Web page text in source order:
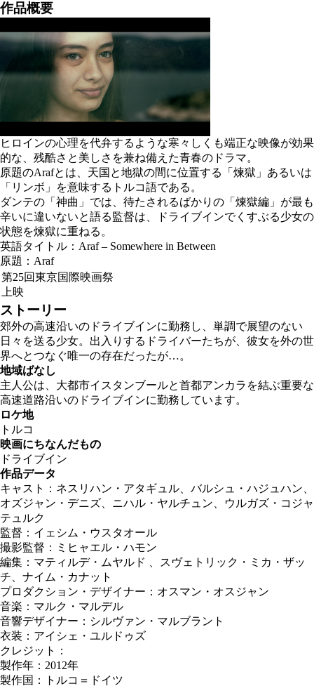
作品概要
ヒロインの心理を代弁するような寒々しくも端正な映像が効果
的な、残酷さと美しさを兼ね備えた青春のドラマ。
原題のArafとは、天国と地獄の間に位置する「煉獄」あるいは
「リンボ」を意味するトルコ語である。
ダンテの「神曲」では、待たされるばかりの「煉獄編」が最も
辛いに違いないと語る監督は、ドライブインでくすぶる少女の
状態を煉獄に重ねる。
英語タイトル：Araf – Somewhere in Between
原題：Araf
第25回東京国際映画祭
上映
ストーリー
郊外の高速沿いのドライブインに勤務し、単調で展望のない
日々を送る少女。出入りするドライバーたちが、彼女を外の世
界へとつなぐ唯一の存在だったが…。
地域ばなし
主人公は、大都市イスタンブールと首都アンカラを結ぶ重要な
高速道路沿いのドライブインに勤務しています。
ロケ地
トルコ
映画にちなんだもの
ドライブイン
作品データ
キャスト：ネスリハン・アタギュル、バルシュ・ハジュハン、
オズジャン・デニズ、ニハル・ヤルチュン、ウルガズ・コジャ
テュルク
監督：イェシム・ウスタオール
撮影監督：ミヒャエル・ハモン
編集：マティルデ・ムヤルド 、スヴェトリック・ミカ・ザッ
チ、ナイム・カナット
プロダクション・デザイナー：オスマン・オスジャン
音楽：マルク・マルデル
音響デザイナー：シルヴァン・マルブラント
衣装：アイシェ・ユルドゥズ
クレジット：
製作年：2012年
製作国：トルコ＝ドイツ